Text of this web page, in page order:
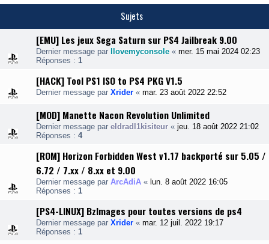
Sujets
[EMU] Les jeux Sega Saturn sur PS4 Jailbreak 9.00
Dernier message par Ilovemyconsole « mer. 15 mai 2024 02:23
Réponses : 1
[HACK] Tool PS1 ISO to PS4 PKG V1.5
Dernier message par Xrider « mar. 23 août 2022 22:52
[MOD] Manette Nacon Revolution Unlimited
Dernier message par eldradl1kisiteur « jeu. 18 août 2022 21:02
Réponses : 4
[ROM] Horizon Forbidden West v1.17 backporté sur 5.05 /
6.72 / 7.xx / 8.xx et 9.00
Dernier message par ArcAdiA « lun. 8 août 2022 16:05
Réponses : 1
[PS4-LINUX] BzImages pour toutes versions de ps4
Dernier message par Xrider « mar. 12 juil. 2022 19:17
Réponses : 1